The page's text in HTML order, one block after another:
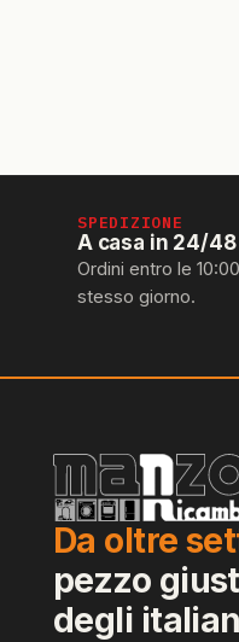
SPEDIZIONE
A casa in 24/
Ordini entro le
stesso giorno.
Da oltre
pezzo
degli